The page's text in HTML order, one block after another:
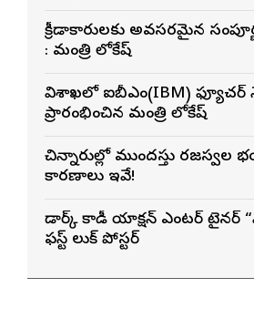
క్రీడాకారులకు అవసరమైన
: మంత్రి లోకేష్
విశాఖలో ఐబీఎం(IBM) ఫ్యూచర్
ప్రారంభించిన మంత్రి లోకేష్
చిన్నారుల్లో ముందస్తు రజస్వల
కారణాలు ఇవే!
డార్క్ కామెడీ యాక్షన్ ఎంటర్ టైనర్
ఫస్ట్ లుక్ పోస్టర్